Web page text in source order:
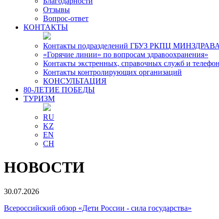
Отзывы
Вопрос-ответ
КОНТАКТЫ
Контакты подразделений ГБУЗ РКПЦ
«Горячие линии» по вопросам здравоохранения»
Контакты экстренных, справочных служб и
Контакты контролирующих организаций
КОНСУЛЬТАЦИЯ
80-ЛЕТИЕ ПОБЕДЫ
ТУРИЗМ
RU
KZ
EN
CH
НОВОСТИ
30.07.2026
Всероссийский обзор «Дети России - сила государства»